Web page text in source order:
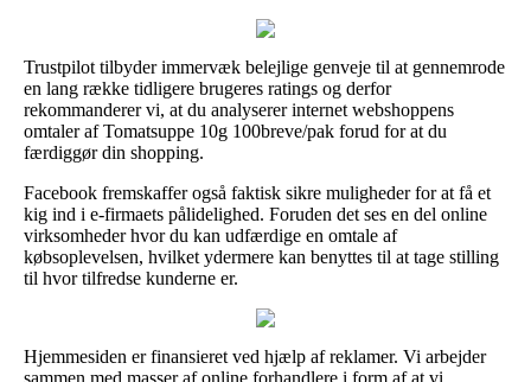
Trustpilot tilbyder immervæk belejlige genveje til at gennemrode
en lang række tidligere brugeres ratings og derfor
rekommanderer vi, at du analyserer internet webshoppens
omtaler af Tomatsuppe 10g 100breve/pak forud for at du
færdiggør din shopping.
Facebook fremskaffer også faktisk sikre muligheder for at få et
kig ind i e-firmaets pålidelighed. Foruden det ses en del online
virksomheder hvor du kan udfærdige en omtale af
købsoplevelsen, hvilket ydermere kan benyttes til at tage stilling
til hvor tilfredse kunderne er.
Hjemmesiden er finansieret ved hjælp af reklamer. Vi arbejder
sammen med masser af online forhandlere i form af at vi